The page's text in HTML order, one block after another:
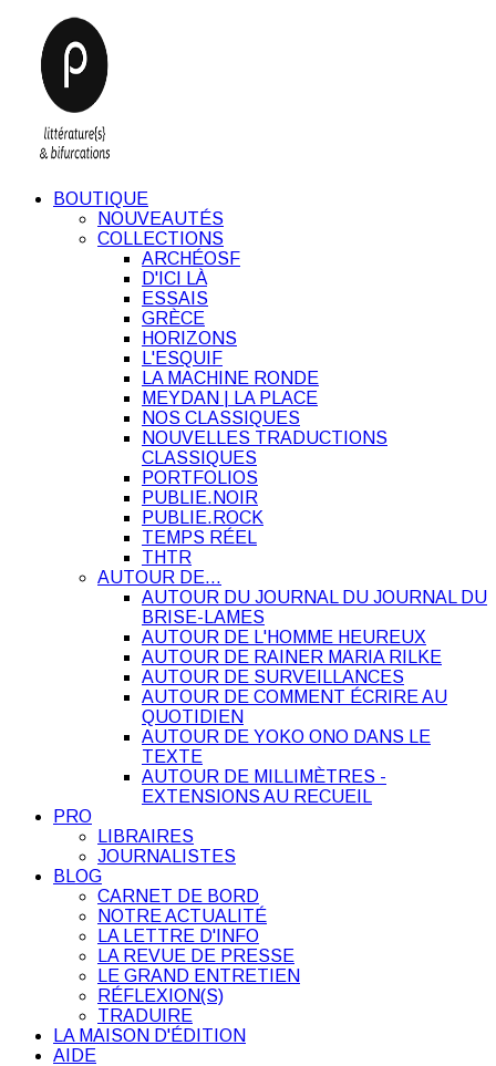
BOUTIQUE
NOUVEAUTÉS
COLLECTIONS
ARCHÉOSF
D'ICI LÀ
ESSAIS
GRÈCE
HORIZONS
L'ESQUIF
LA MACHINE RONDE
MEYDAN | LA PLACE
NOS CLASSIQUES
NOUVELLES TRADUCTIONS
CLASSIQUES
PORTFOLIOS
PUBLIE.NOIR
PUBLIE.ROCK
TEMPS RÉEL
THTR
AUTOUR DE…
AUTOUR DU JOURNAL DU JOURNAL DU
BRISE-LAMES
AUTOUR DE L'HOMME HEUREUX
AUTOUR DE RAINER MARIA RILKE
AUTOUR DE SURVEILLANCES
AUTOUR DE COMMENT ÉCRIRE AU
QUOTIDIEN
AUTOUR DE YOKO ONO DANS LE
TEXTE
AUTOUR DE MILLIMÈTRES -
EXTENSIONS AU RECUEIL
PRO
LIBRAIRES
JOURNALISTES
BLOG
CARNET DE BORD
NOTRE ACTUALITÉ
LA LETTRE D'INFO
LA REVUE DE PRESSE
LE GRAND ENTRETIEN
RÉFLEXION(S)
TRADUIRE
LA MAISON D'ÉDITION
AIDE